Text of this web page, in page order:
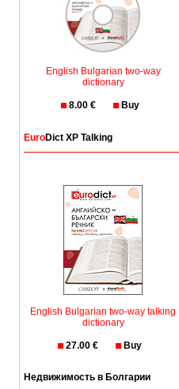
English Bulgarian two-way
dictionary
8.00 € Buy
EuroDict XP Talking
English Bulgarian two-way talking
dictionary
27.00 € Buy
Недвижимость в Болгарии